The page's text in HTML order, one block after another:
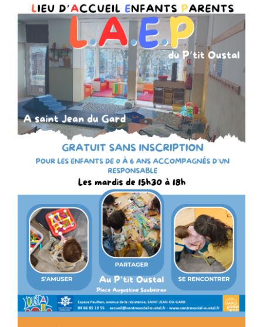
Séniors, Vie locale
Contacts